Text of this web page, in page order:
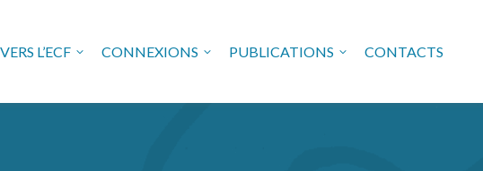
EN VAL DE LOIRE
VERS L’ECF CONNEXIONS PUBLICATIONS CONTACTS